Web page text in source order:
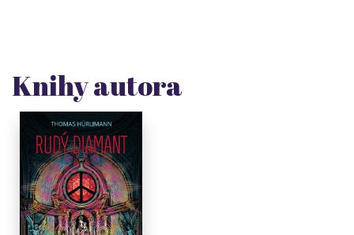
Knihy autora